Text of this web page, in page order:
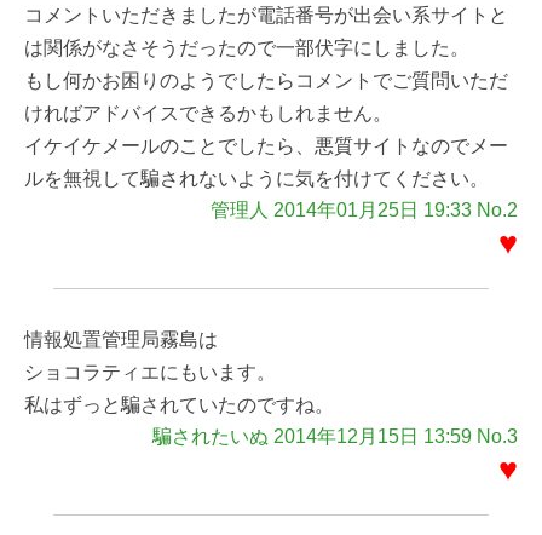
コメントいただきましたが電話番号が出会い系サイトと
は関係がなさそうだったので一部伏字にしました。
もし何かお困りのようでしたらコメントでご質問いただ
ければアドバイスできるかもしれません。
イケイケメールのことでしたら、悪質サイトなのでメー
ルを無視して騙されないように気を付けてください。
管理人 2014年01月25日 19:33 No.2
♥
情報処置管理局霧島は
ショコラティエにもいます。
私はずっと騙されていたのですね。
騙されたいぬ 2014年12月15日 13:59 No.3
♥